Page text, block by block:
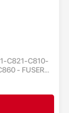
C821-C810-
- FUSER